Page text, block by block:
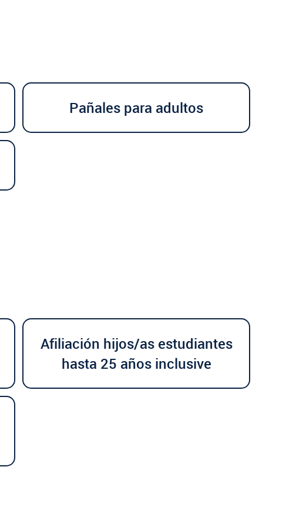
Pañales para adultos
Afiliación hijos/as estudiantes
hasta 25 años inclusive